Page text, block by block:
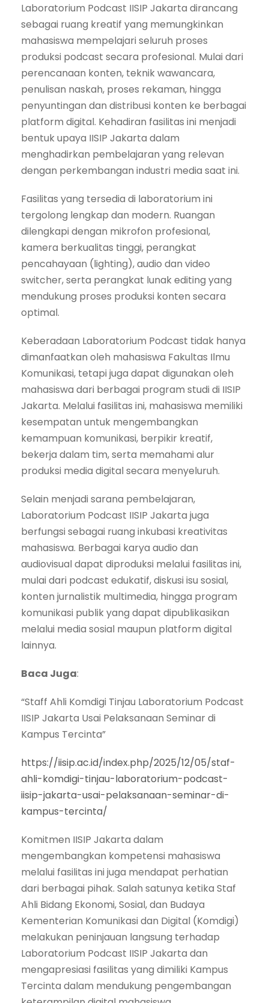
Laboratorium Podcast IISIP Jakarta dirancang
sebagai ruang kreatif yang memungkinkan
mahasiswa mempelajari seluruh proses
produksi podcast secara profesional. Mulai dari
perencanaan konten, teknik wawancara,
penulisan naskah, proses rekaman, hingga
penyuntingan dan distribusi konten ke berbagai
platform digital. Kehadiran fasilitas ini menjadi
bentuk upaya IISIP Jakarta dalam
menghadirkan pembelajaran yang relevan
dengan perkembangan industri media saat ini.
Fasilitas yang tersedia di laboratorium ini
tergolong lengkap dan modern. Ruangan
dilengkapi dengan mikrofon profesional,
kamera berkualitas tinggi, perangkat
pencahayaan (lighting), audio dan video
switcher, serta perangkat lunak editing yang
mendukung proses produksi konten secara
optimal.
Keberadaan Laboratorium Podcast tidak hanya
dimanfaatkan oleh mahasiswa Fakultas Ilmu
Komunikasi, tetapi juga dapat digunakan oleh
mahasiswa dari berbagai program studi di IISIP
Jakarta. Melalui fasilitas ini, mahasiswa memiliki
kesempatan untuk mengembangkan
kemampuan komunikasi, berpikir kreatif,
bekerja dalam tim, serta memahami alur
produksi media digital secara menyeluruh.
Selain menjadi sarana pembelajaran,
Laboratorium Podcast IISIP Jakarta juga
berfungsi sebagai ruang inkubasi kreativitas
mahasiswa. Berbagai karya audio dan
audiovisual dapat diproduksi melalui fasilitas ini,
mulai dari podcast edukatif, diskusi isu sosial,
konten jurnalistik multimedia, hingga program
komunikasi publik yang dapat dipublikasikan
melalui media sosial maupun platform digital
lainnya.
Baca Juga:
“Staff Ahli Komdigi Tinjau Laboratorium Podcast
IISIP Jakarta Usai Pelaksanaan Seminar di
Kampus Tercinta”
https://iisip.ac.id/index.php/2025/12/05/staf-
ahli-komdigi-tinjau-laboratorium-podcast-
iisip-jakarta-usai-pelaksanaan-seminar-di-
kampus-tercinta/
Komitmen IISIP Jakarta dalam
mengembangkan kompetensi mahasiswa
melalui fasilitas ini juga mendapat perhatian
dari berbagai pihak. Salah satunya ketika Staf
Ahli Bidang Ekonomi, Sosial, dan Budaya
Kementerian Komunikasi dan Digital (Komdigi)
melakukan peninjauan langsung terhadap
Laboratorium Podcast IISIP Jakarta dan
mengapresiasi fasilitas yang dimiliki Kampus
Tercinta dalam mendukung pengembangan